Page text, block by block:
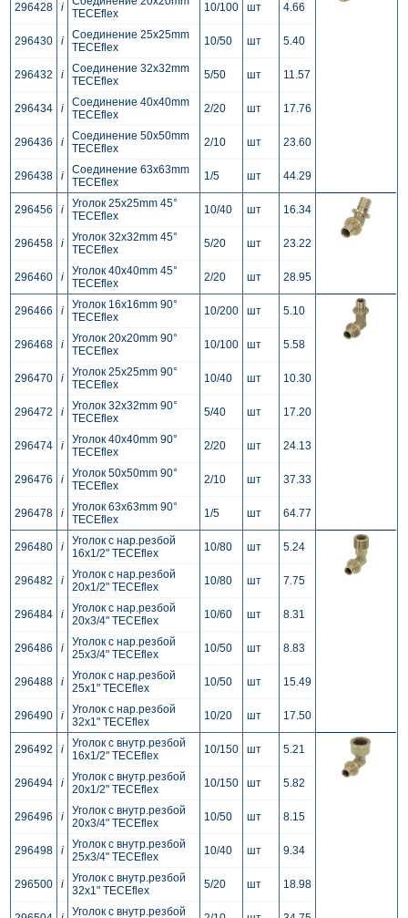
296428 i
TECEflex
10/100 шт 4.66
296430 i
Соединение 25x25mm
TECEflex
10/50 шт 5.40
296432 i
Соединение 32x32mm
TECEflex
5/50 шт 11.57
296434 i
Соединение 40x40mm
TECEflex
2/20 шт 17.76
296436 i
Соединение 50x50mm
TECEflex
2/10 шт 23.60
296438 i
Соединение 63x63mm
TECEflex
1/5 шт 44.29
296456 i
Уголок 25x25mm 45°
TECEflex
10/40 шт 16.34
296458 i
Уголок 32x32mm 45°
TECEflex
5/20 шт 23.22
296460 i
Уголок 40x40mm 45°
TECEflex
2/20 шт 28.95
296466 i
Уголок 16x16mm 90°
TECEflex
10/200 шт 5.10
296468 i
Уголок 20x20mm 90°
TECEflex
10/100 шт 5.58
296470 i
Уголок 25x25mm 90°
TECEflex
10/40 шт 10.30
296472 i
Уголок 32x32mm 90°
TECEflex
5/40 шт 17.20
296474 i
Уголок 40x40mm 90°
TECEflex
2/20 шт 24.13
296476 i
Уголок 50x50mm 90°
TECEflex
2/10 шт 37.33
296478 i
Уголок 63x63mm 90°
TECEflex
1/5 шт 64.77
296480 i
Уголок с нар.резбой
16x1/2" TECEflex
10/80 шт 5.24
296482 i
Уголок с нар.резбой
20x1/2" TECEflex
10/80 шт 7.75
296484 i
Уголок с нар.резбой
20x3/4" TECEflex
10/60 шт 8.31
296486 i
Уголок с нар.резбой
25x3/4" TECEflex
10/50 шт 8.83
296488 i
Уголок с нар.резбой
25x1" TECEflex
10/50 шт 15.49
296490 i
Уголок с нар.резбой
32x1" TECEflex
10/20 шт 17.50
296492 i
Уголок с внутр.резбой
16x1/2" TECEflex
10/150 шт 5.21
296494 i
Уголок с внутр.резбой
20x1/2" TECEflex
10/150 шт 5.82
296496 i
Уголок с внутр.резбой
20x3/4" TECEflex
10/50 шт 8.15
296498 i
Уголок с внутр.резбой
25x3/4" TECEflex
10/40 шт 9.34
296500 i
Уголок с внутр.резбой
32x1" TECEflex
5/20 шт 18.98
Уголок с внутр.резбой